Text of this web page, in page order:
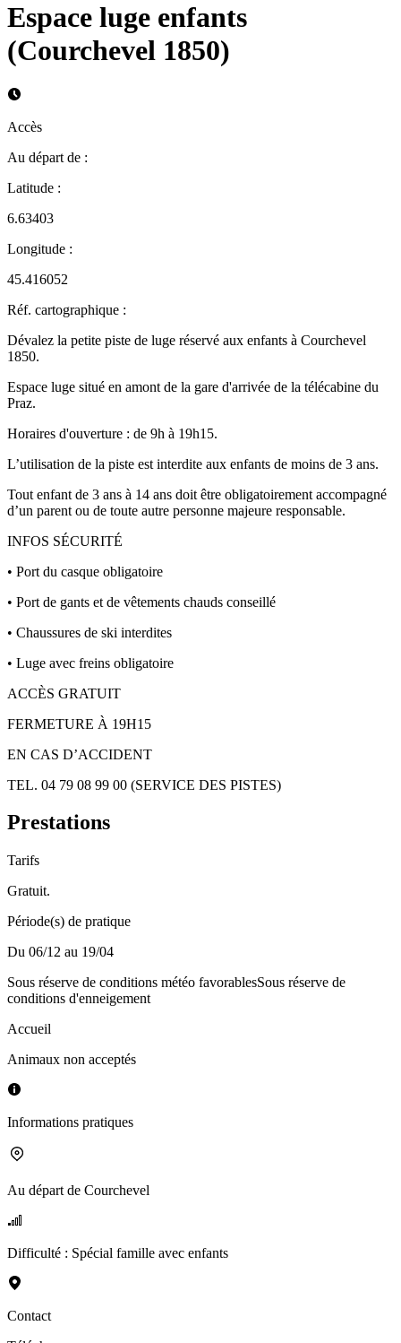
Espace luge enfants
(Courchevel 1850)
Accès
Au départ de :
Latitude :
6.63403
Longitude :
45.416052
Réf. cartographique :
Dévalez la petite piste de luge réservé aux enfants à Courchevel
1850.
Espace luge situé en amont de la gare d'arrivée de la télécabine du
Praz.
Horaires d'ouverture : de 9h à 19h15.
L’utilisation de la piste est interdite aux enfants de moins de 3 ans.
Tout enfant de 3 ans à 14 ans doit être obligatoirement accompagné
d’un parent ou de toute autre personne majeure responsable.
INFOS SÉCURITÉ
• Port du casque obligatoire
• Port de gants et de vêtements chauds conseillé
• Chaussures de ski interdites
• Luge avec freins obligatoire
ACCÈS GRATUIT
FERMETURE À 19H15
EN CAS D’ACCIDENT
TEL. 04 79 08 99 00 (SERVICE DES PISTES)
Prestations
Tarifs
Gratuit.
Période(s) de pratique
Du 06/12 au 19/04
Sous réserve de conditions météo favorablesSous réserve de
conditions d'enneigement
Accueil
Animaux non acceptés
Informations pratiques
Au départ de Courchevel
Difficulté : Spécial famille avec enfants
Contact